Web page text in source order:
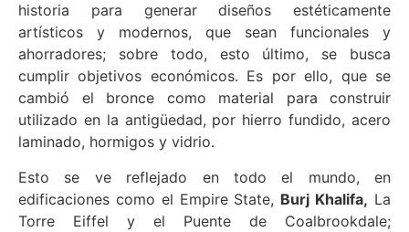
historia para generar diseños estéticamente
artísticos y modernos, que sean funcionales y
ahorradores; sobre todo, esto último, se busca
cumplir objetivos económicos. Es por ello, que se
cambió el bronce como material para construir
utilizado en la antigüedad, por hierro fundido, acero
laminado, hormigos y vidrio.
Esto se ve reflejado en todo el mundo, en
edificaciones como el Empire State, Burj Khalifa, La
Torre Eiffel y el Puente de Coalbrookdale;